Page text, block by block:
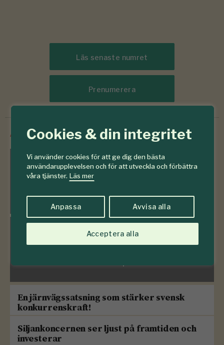
Cookies & din integritet
Vi använder cookies för att ge dig den bästa
användarupplevelsen och för att utveckla och förbättra
våra tjänster. Läs mer
Anpassa Avvisa alla
Acceptera alla
Läs senaste numret
Prenumerera
/ Innehåll frånSkogsSverige
Frågelådan
783 frågor & svar om skogen
Sveriges träd
En järnvägssatsning som stärker svensk
konkurrenskraft!
Siljankoncernen ser ljust på framtiden och
investerar